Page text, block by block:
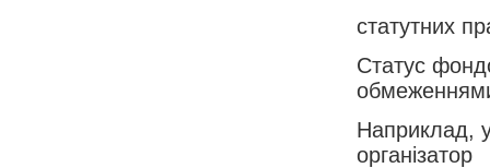
статутних
Статус
Наприклад,
організатор